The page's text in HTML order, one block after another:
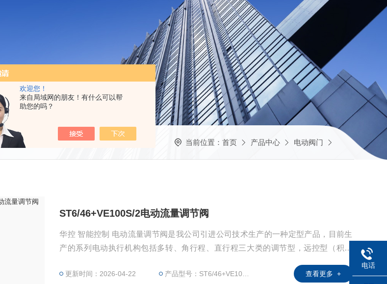
欢迎您！
来自局域网的朋友！有什么可以帮
助您的吗？
当前位置： 首页 产品中心 电动阀门
ST6/46+VE100S/2电动流量调节阀
华控 智能控制 电动流量调节阀是我公司引进公司技术生产的一种定型产品，目前生
产的系列电动执行机构包括多转、角行程、直行程三大类的调节型，远控型（积分
更新时间：2026-04-22 产品型号：ST6/46+VE100S/2 查看更多 +
电话